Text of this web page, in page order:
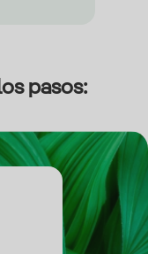
pasos: